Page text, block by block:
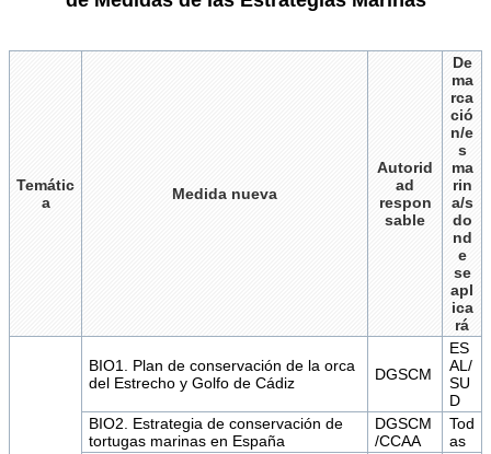
Temátic
a
Medida nueva
Autorid
ad
respon
sable
De
ma
rca
ció
n/e
s
ma
rin
a/s
do
nd
e
se
apl
ica
rá
BIO1. Plan de conservación de la orca
del Estrecho y Golfo de Cádiz
DGSCM
ES
AL/
SU
D
BIO2. Estrategia de conservación de
tortugas marinas en España
DGSCM
/CCAA
Tod
as